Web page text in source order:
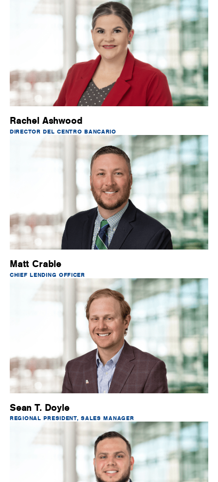
Rachel Ashwood
DIRECTOR DEL CENTRO BANCARIO
Matt Crable
CHIEF LENDING OFFICER
Sean T. Doyle
REGIONAL PRESIDENT, SALES MANAGER